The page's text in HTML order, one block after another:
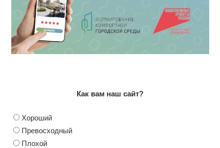
Как вам наш сайт?
Хороший
Превосходный
Плохой